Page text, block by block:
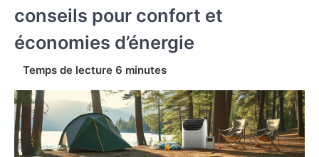
conseils pour confort et
économies d’énergie